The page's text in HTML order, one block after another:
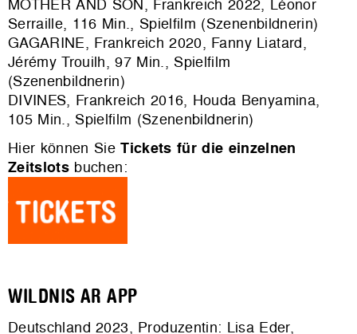
MOTHER AND SON, Frankreich 2022, Léonor
Serraille, 116 Min., Spielfilm (Szenenbildnerin)
GAGARINE, Frankreich 2020, Fanny Liatard,
Jérémy Trouilh, 97 Min., Spielfilm
(Szenenbildnerin)
DIVINES, Frankreich 2016, Houda Benyamina,
105 Min., Spielfilm (Szenenbildnerin)
Hier können SieTickets für die einzelnen
Zeitslots buchen:
WILDNIS AR APP
Deutschland 2023, Produzentin: Lisa Eder,